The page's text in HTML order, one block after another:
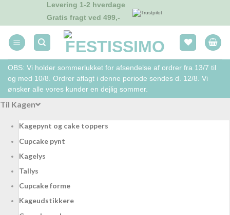
Levering 1-2 hverdage
Gratis fragt ved 499,-
OBS: Vi holder sommerlukket for afsendelse af ordrer fra 13/7 til
og med 10/8. Ordrer aflagt i denne periode sendes d. 12/8. Vi
ønsker alle vores kunder en dejlig sommer.
Til Kagen
Kagepynt og cake toppers
Cupcake pynt
Kagelys
Tallys
Cupcake forme
Kageudstikkere